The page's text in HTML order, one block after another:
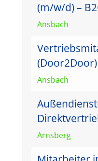
(m/w/d) –
Ansbach
Ansbach
Arnsberg